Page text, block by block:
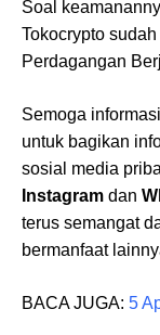
Soal
Tokocrypto
Perdagangan
Semoga
untuk bagikan
sosial media
Instagram dan
terus semangat
bermanfaat
BACA JUGA: 5